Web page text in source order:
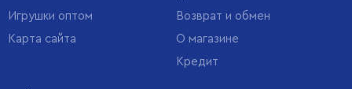
Игрушки оптом
Карта сайта
Возврат и обмен
О магазине
Кредит